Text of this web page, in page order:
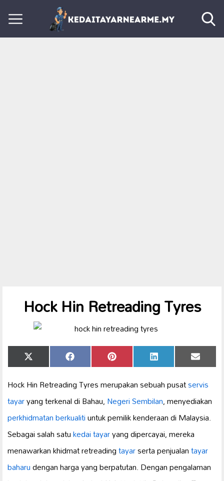
Hock Hin Retreading Tyres
Share
on
X
(Twitter)
Share
on
Facebook Share
on
Pinterest Share
on
LinkedIn Share
on
Email
Hock Hin Retreading Tyres merupakan sebuah pusatservis
tayaryang terkenal di Bahau,Negeri Sembilan, menyediakan
perkhidmatan berkualitiuntuk pemilik kenderaan di Malaysia.
Sebagai salah satukedai tayaryang dipercayai, mereka
menawarkan khidmat retreadingtayarserta penjualantayar
baharudengan harga yang berpatutan. Dengan pengalaman